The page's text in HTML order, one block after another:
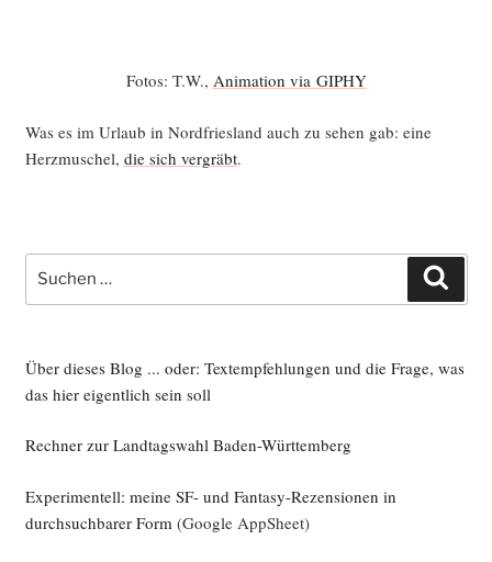
Fotos: T.W., Ani­ma­ti­on via GIPHY
Was es im Urlaub in Nord­fries­land auch zu sehen gab: eine
Herz­mu­schel, die sich ver­gräbt.
Suche
nach:
Über dieses Blog ... oder: Textempfehlungen und die Frage, was
das hier eigentlich sein soll
Rechner zur Landtagswahl Baden-Württemberg
Experimentell: meine SF- und Fantasy-Rezensionen in
durchsuchbarer Form (Google AppSheet)